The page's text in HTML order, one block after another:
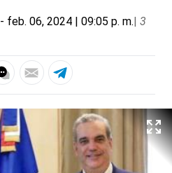
- feb. 06, 2024 | 09:05 p. m.| 3